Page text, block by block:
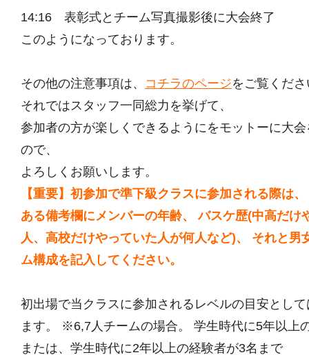
14:16 表彰式とチーム写真撮影後に大会終了
このようになっております。
その他の注意事項は、 コチラのページをご覧くだ
それではスタッフ一同総力を挙げて、
参加者の方が楽しくできるようにをモットーに大
ので、
よろしくお願いします。
【重要】初参加で準下級クラスに参加される際は
ある備考欄にメンバーの年齢、 バスケ歴(中高だけ
人、高校だけやっていた人が何人など)、 それと男
ム構成を記入してください。
初出場で当クラスに参加されるレベルの目安とし
ます。 ※6,7人チームの場合。 学生時代に5年以上
または、学生時代に2年以上の経験者が3名まで